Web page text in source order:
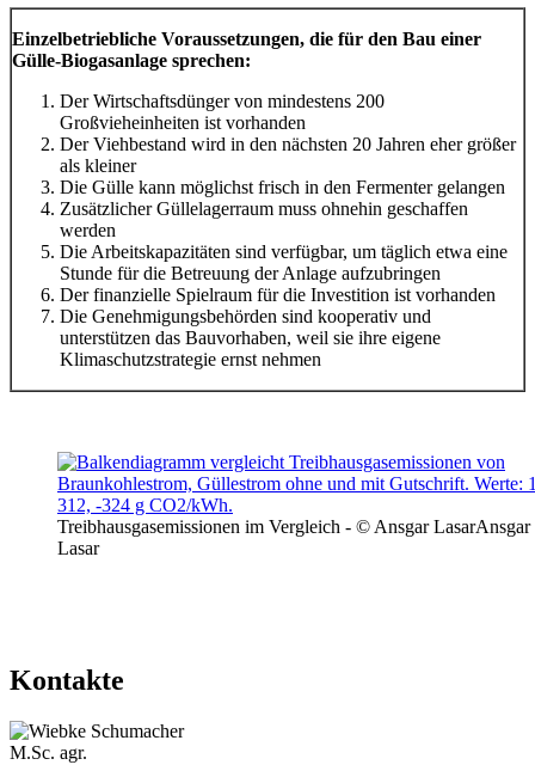
Einzelbetriebliche Voraussetzungen, die für den Bau einer
Gülle-Biogasanlage sprechen:
Der Wirtschaftsdünger von mindestens 200
Großvieheinheiten ist vorhanden
Der Viehbestand wird in den nächsten 20 Jahren eher größer
als kleiner
Die Gülle kann möglichst frisch in den Fermenter gelangen
Zusätzlicher Güllelagerraum muss ohnehin geschaffen
werden
Die Arbeitskapazitäten sind verfügbar, um täglich etwa eine
Stunde für die Betreuung der Anlage aufzubringen
Der finanzielle Spielraum für die Investition ist vorhanden
Die Genehmigungsbehörden sind kooperativ und
unterstützen das Bauvorhaben, weil sie ihre eigene
Klimaschutzstrategie ernst nehmen
Treibhausgasemissionen im Vergleich - © Ansgar LasarAnsgar
Lasar
Kontakte
M.Sc. agr.